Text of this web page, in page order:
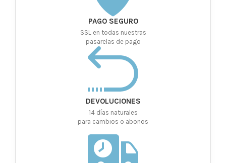
PAGO SEGURO
SSL en todas nuestras
pasarelas de pago
DEVOLUCIONES
14 días naturales
para cambios o abonos